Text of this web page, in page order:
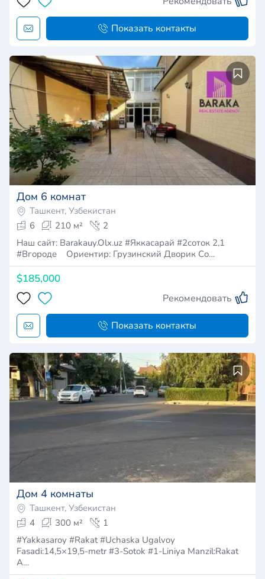
Показать контакты
Дом 6 комнат
Ташкент, Узбекистан
6
210 м²
2
Наш сайт: Barakauy.Olx.uz #Яккасарай #2соток 2,1
#Вгороде Ориентир: Грузинский Дворик Со…
$185,000
Рекомендовать
Показать контакты
Дом 4 комнаты
Ташкент, Узбекистан
4
300 м²
1
#Yakkasaroy #Rakat #Uchaska Ugalvoy
Fasadi:14,5×19,5-metr #3-Sotok #1-Liniya Manzil:Rakat
A…